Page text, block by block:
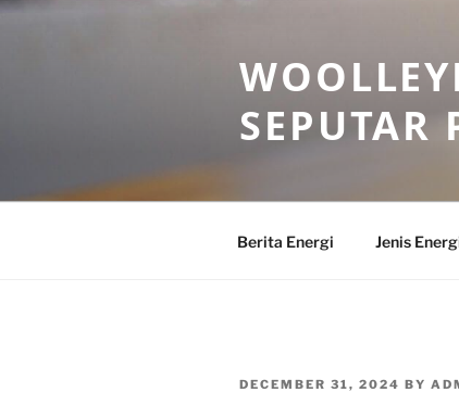
Skip
Berita Energi Jenis
POSTED
DECEMBER 31, 2024 BY